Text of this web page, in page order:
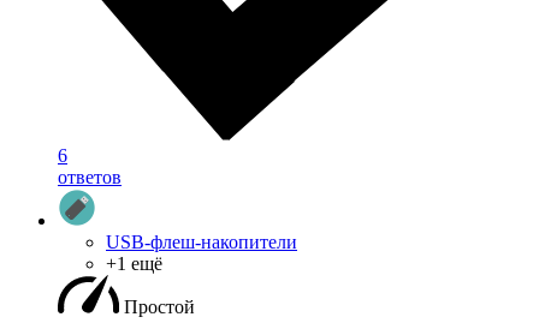
6
ответов
USB-флеш-накопители
+1 ещё
Простой